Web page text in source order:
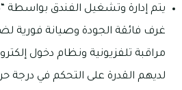
يتم إدارة وتشغيل الفندق بواسطة
غرف فائقة الجودة وصيانة فورية
مراقبة تلفزيونية ونظام دخول
لديهم القدرة على التحكم في